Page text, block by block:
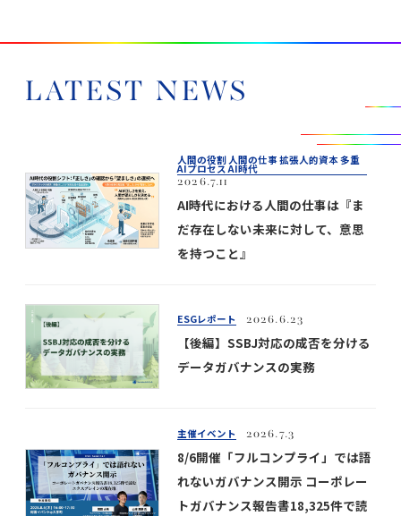
LATEST NEWS
人間の役割 人間の仕事 拡張人的資本 多重
AIプロセス AI時代
2026.7.11
AI時代における人間の仕事は『ま
だ存在しない未来に対して、意思
を持つこと』
ESGレポート 2026.6.23
【後編】SSBJ対応の成否を分ける
データガバナンスの実務
主催イベント 2026.7.3
8/6開催「フルコンプライ」では語
れないガバナンス開示 コーポレー
トガバナンス報告書18,325件で読